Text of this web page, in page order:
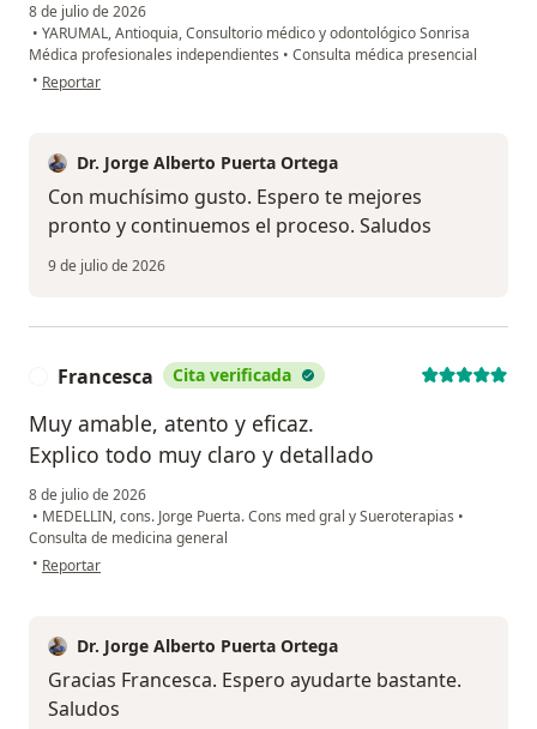
8 de julio de 2026
• YARUMAL, Antioquia, Consultorio médico y odontológico Sonrisa
Médica profesionales independientes • Consulta médica presencial
• en opinión del usuario Medina
Reportar
Dr. Jorge Alberto Puerta Ortega
Con muchísimo gusto. Espero te mejores
pronto y continuemos el proceso. Saludos
9 de julio de 2026
Francesca Cita verificada
Muy amable, atento y eficaz.
Explico todo muy claro y detallado
8 de julio de 2026
• MEDELLIN, cons. Jorge Puerta. Cons med gral y Sueroterapias •
Consulta de medicina general
• en opinión del usuario Francesca
Reportar
Dr. Jorge Alberto Puerta Ortega
Gracias Francesca. Espero ayudarte bastante.
Saludos